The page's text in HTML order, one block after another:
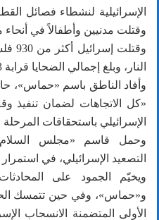
الإسرائيلية لنشطاء فصائل
وقتلت مدنيين وأطفالاً في أنحاء
النار، وبلغ إجمالي الضحايا قرابة 73 ألف قتيل منذ أكتوبر 2023.
وأفاد الناطق باسم «حماس»،
«كل الاتجاهات لضمان تنفيذ
الإسرائيلي باستحقاقات المرحلة
وحمل قاسم «مجلس
التصعيد الإسرائيلي، في
ويخيّم الجمود على
و«حماس»، وفي حين تتمسك
الأولى المتضمنة الانسحاب